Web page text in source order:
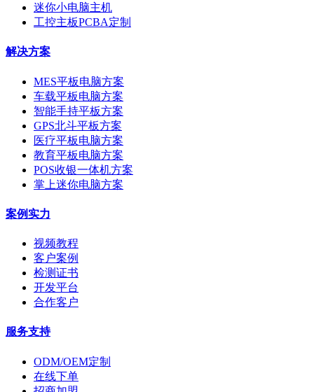
迷你小电脑主机
工控主板PCBA定制
解决方案
MES平板电脑方案
车载平板电脑方案
智能手持平板方案
GPS北斗平板方案
医疗平板电脑方案
教育平板电脑方案
POS收银一体机方案
掌上迷你电脑方案
案例实力
视频教程
客户案例
检测证书
开发平台
合作客户
服务支持
ODM/OEM定制
在线下单